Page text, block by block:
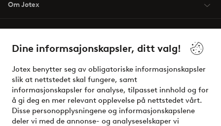
Dine informsajonskapsler, ditt valg!
Jotex benytter seg av obligatoriske informasjonskapsler
slik at nettstedet skal fungere, samt
informasjonskapsler for analyse, tilpasset innhold og for
å gi deg en mer relevant opplevelse på nettstedet vårt.
Disse personopplysningene og informasjonskapslene
deler vi med de annonse- og analyseselskaper vi
Om Jotex
Venner